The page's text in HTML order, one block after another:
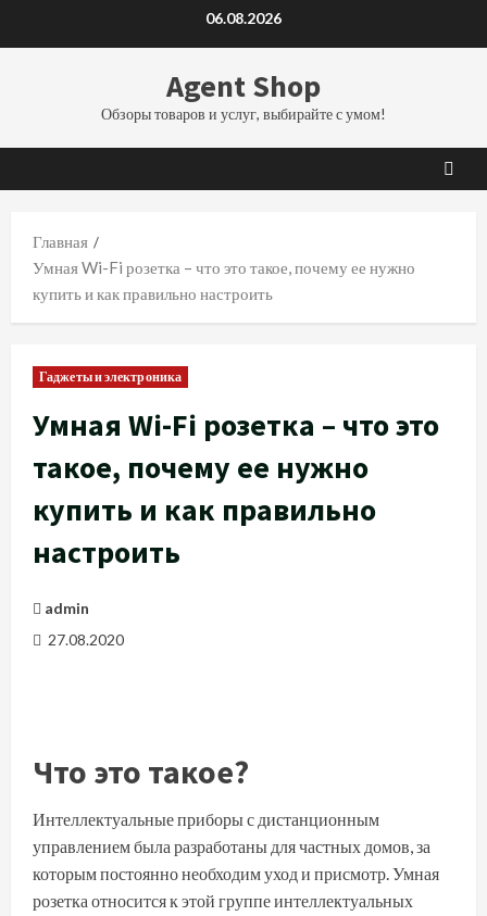
06.08.2026
Agent Shop
Обзоры товаров и услуг, выбирайте с умом!
Главная
Умная Wi-Fi розетка – что это такое, почему ее нужно
купить и как правильно настроить
Гаджеты и электроника
Умная Wi-Fi розетка – что это
такое, почему ее нужно
купить и как правильно
настроить
admin
27.08.2020
Что это такое?
Интеллектуальные приборы с дистанционным
управлением была разработаны для частных домов, за
которым постоянно необходим уход и присмотр. Умная
розетка относится к этой группе интеллектуальных